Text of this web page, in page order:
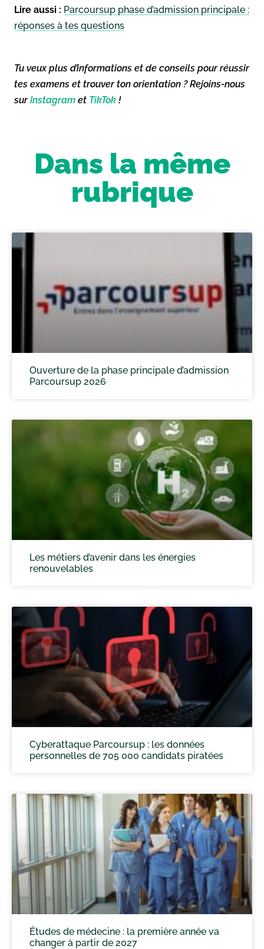
Lire aussi : Parcoursup phase d’admission principale :
réponses à tes questions
Tu veux plus d’informations et de conseils pour réussir
tes examens et trouver ton orientation ? Rejoins-nous
surInstagram et TikTok !
Dans la même
rubrique
Ouverture de la phase principale d’admission
Parcoursup 2026
Les métiers d’avenir dans les énergies
renouvelables
Cyberattaque Parcoursup : les données
personnelles de 705 000 candidats piratées
Études de médecine : la première année va
changer à partir de 2027